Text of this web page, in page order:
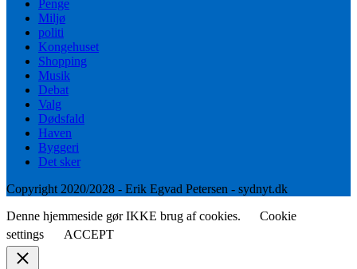
Penge
Miljø
politi
Kongehuset
Shopping
Musik
Debat
Valg
Dødsfald
Haven
Byggeri
Det sker
Copyright 2020/2028 - Erik Egvad Petersen - sydnyt.dk
Denne hjemmeside gør IKKE brug af cookies.
Cookie
settings
ACCEPT